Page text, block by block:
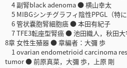
4 副腎black adenoma ● 横山幸太
5 MIBGシンチグラフィ陰性PPGL（特
6 管状嚢胞腎細胞癌 ● 本田有紀子
7 TFE3転座型腎癌 ● 池田織人，秋田大
8章 女性生殖器 ● 章編者：大彌 歩
1 ovarian endometrioid carcinoma
tumor ● 前原真菜，大彌 歩，上原 剛